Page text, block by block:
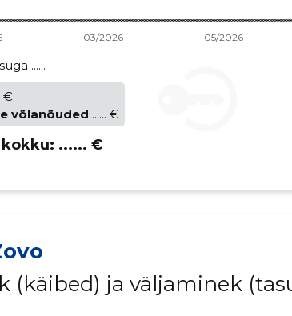
......
€
võlanõuded ...... €
...... €
(käibed) ja väljaminek